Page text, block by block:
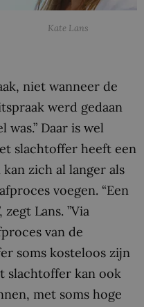
Kate Lans
niet wanneer de
werd gedaan
Daar is wel
slachtoffer heeft een
zich al langer als
voegen. “Een
Lans. ”Via
van de
soms kosteloos zijn
slachtoffer kan ook
met soms hoge